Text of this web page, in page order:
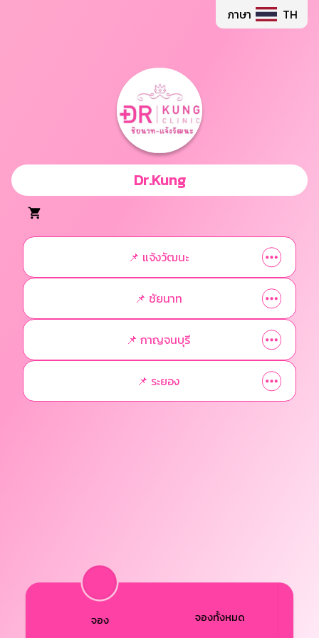
ภาษา TH
Dr.Kung
📌 แจ้งวัฒนะ
📌 ชัยนาท
📌 กาญจนบุรี
📌 ระยอง
จอง จองทั้งหมด